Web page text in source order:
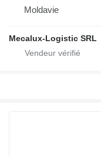
Moldavie
Mecalux-Logistic SRL